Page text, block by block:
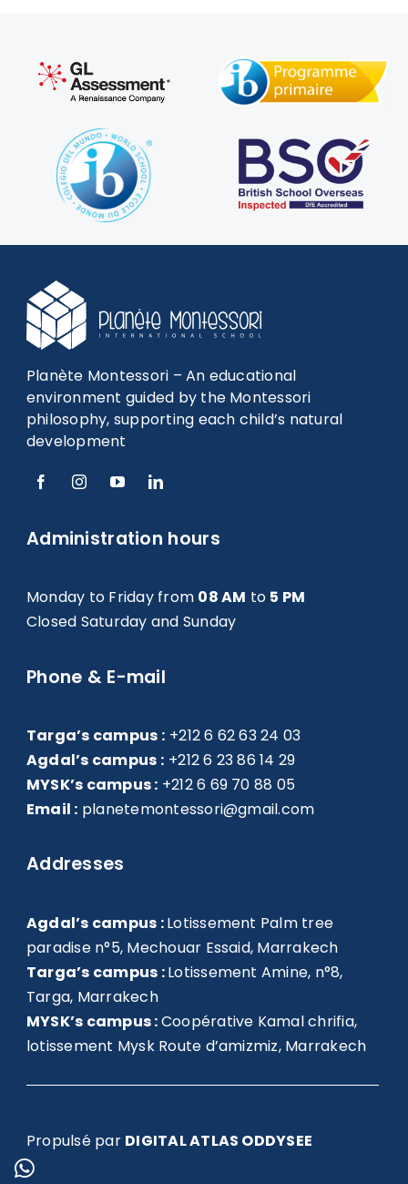
Planète Montessori – An educational
environment guided by the Montessori
philosophy, supporting each child’s natural
development
Administration hours
Monday to Friday from 08 AM to 5 PM
Closed Saturday and Sunday
Phone & E-mail
Targa’s campus : +212 6 62 63 24 03
Agdal’s campus : +212 6 23 86 14 29
MYSK’s campus : +212 6 69 70 88 05
Email : planetemontessori@gmail.com
Addresses
Agdal’s campus :Lotissement Palm tree
paradise n°5, Mechouar Essaid, Marrakech
Targa’s campus :Lotissement Amine, n°8,
Targa, Marrakech
MYSK’s campus :Coopérative Kamal chrifia,
lotissement Mysk Route d’amizmiz, Marrakech
Propulsé par DIGITAL ATLAS ODDYSEE